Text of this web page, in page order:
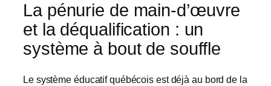
La pénurie de main-d’œuvre
et la déqualification : un
système à bout de souffle
Le système éducatif québécois est déjà au bord de la